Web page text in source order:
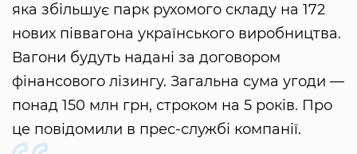
яка збільшує парк рухомого складу на 172
нових піввагона українського виробництва.
Вагони будуть надані за договором
фінансового лізингу. Загальна сума угоди —
понад 150 млн грн, строком на 5 років. Про
це повідомили в прес-службі компанії.